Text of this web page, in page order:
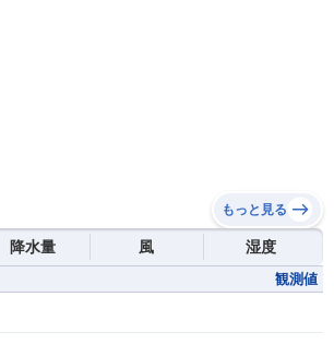
もっと見る
降水量 風 湿度
観測値